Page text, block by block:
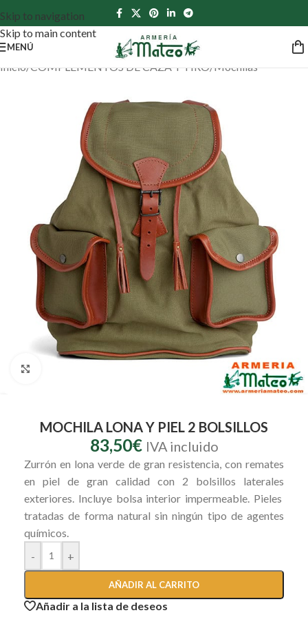
Skip to navigation
Skip to main content
MENÚ
Inicio/ COMPLEMENTOS DE CAZA Y TIRO/ Mochilas
MOCHILA LONA Y PIEL 2 BOLSILLOS
83,50€ IVA incluido
Zurrón en lona verde de gran resistencia, con remates
en piel de gran calidad con 2 bolsillos laterales
exteriores. Incluye bolsa interior impermeable. Pieles
tratadas de forma natural sin ningún tipo de agentes
químicos.
-
+
AÑADIR AL CARRITO
Añadir a la lista de deseos